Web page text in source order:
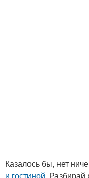
Казалось бы, нет
и гостиной. Разбирай